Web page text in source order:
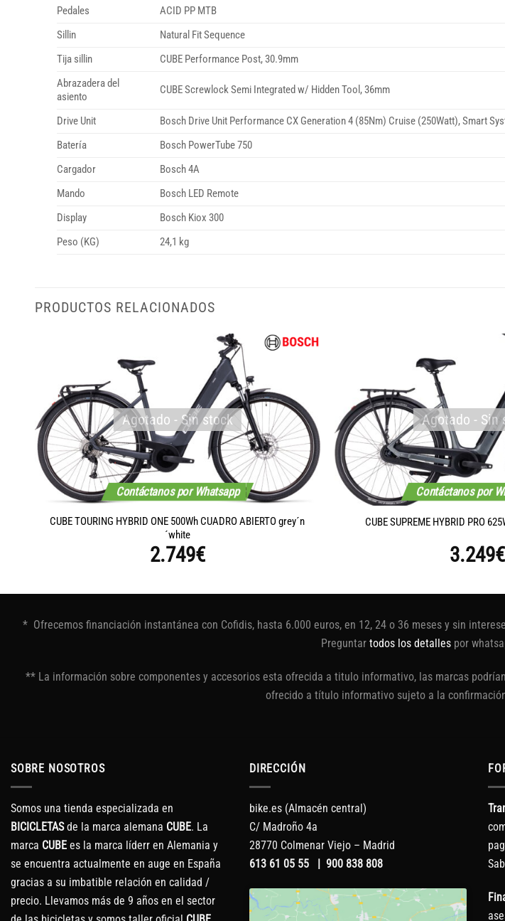
Pedales
ACID PP MTB
Sillin
Natural Fit Sequence
Tija sillin
CUBE Performance Post, 30.9mm
Abrazadera del
asiento
CUBE Screwlock Semi Integrated w/ Hidden Tool, 36mm
Drive Unit
Bosch Drive Unit Performance CX Generation 4 (85Nm) Cruise (250Watt), Smart
Batería
Bosch PowerTube 750
Cargador
Bosch 4A
Mando
Bosch LED Remote
Display
Bosch Kiox 300
Peso (KG)
24,1 kg
PRODUCTOS RELACIONADOS
Contáctanos por Whatsapp
Agotado - Sin stock
CUBE TOURING HYBRID ONE 500Wh CUADRO ABIERTO grey´n
´white
2.749€
Contáctanos por
Agotado - Sin
CUBE SUPREME HYBRID PRO
3.249€
* Ofrecemos financiación instantánea con Cofidis, hasta 6.000 euros, en 12, 24 o 36 meses y sin
Preguntar todos los detallespor
** La información sobre componentes y accesorios esta ofrecida a titulo informativo, las marcas
ofrecido a título informativo sujeto a la
SOBRE NOSOTROS
Somos una tienda especializada en
BICICLETASde la marca alemana CUBE. La
marca CUBE es la marca líderr en Alemania y
se encuentra actualmente en auge en España
gracias a su imbatible relación en calidad /
precio. Llevamos más de 9 años en el sector
DIRECCIÓN
bike.es (Almacén central)
C/ Madroño 4a
28770 Colmenar Viejo – Madrid
613 61 05 55 | 900 838 808